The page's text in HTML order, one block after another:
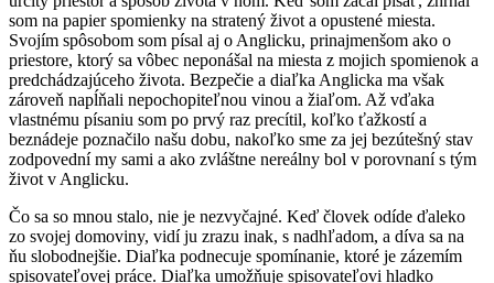
som na papier spomienky na stratený život a opustené miesta.
Svojím spôsobom som písal aj o Anglicku, prinajmenšom ako o
priestore, ktorý sa vôbec neponášal na miesta z mojich spomienok a
predchádzajúceho života. Bezpečie a diaľka Anglicka ma však
zároveň napĺňali nepochopiteľnou vinou a žiaľom. Až vďaka
vlastnému písaniu som po prvý raz precítil, koľko ťažkostí a
beznádeje poznačilo našu dobu, nakoľko sme za jej bezútešný stav
zodpovední my sami a ako zvláštne nereálny bol v porovnaní s tým
život v Anglicku.
Čo sa so mnou stalo, nie je nezvyčajné. Keď človek odíde ďaleko
zo svojej domoviny, vidí ju zrazu inak, s nadhľadom, a díva sa na
ňu slobodnejšie. Diaľka podnecuje spomínanie, ktoré je zázemím
spisovateľovej práce. Diaľka umožňuje spisovateľovi hladko